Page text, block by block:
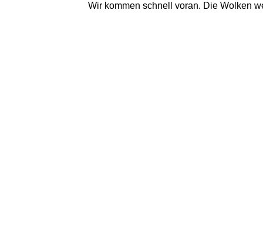
Wir kommen schnell voran. Die Wolken